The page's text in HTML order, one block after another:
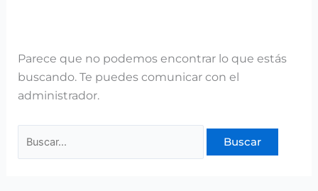
Parece que no podemos encontrar lo que estás
buscando. Te puedes comunicar con el
administrador.